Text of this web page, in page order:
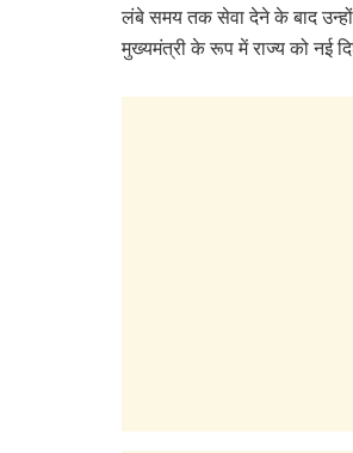
लंबे समय तक सेवा देने के बाद
मुख्यमंत्री के रूप में राज्य को नई